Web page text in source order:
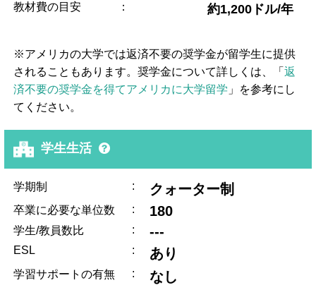
教材費の目安 ： 約1,200ドル/年
※アメリカの大学では返済不要の奨学金が留学生に提供
されることもあります。奨学金について詳しくは、「返
済不要の奨学金を得てアメリカに大学留学 」を参考にし
てください。
学生生活
学期制 : クォーター制
卒業に必要な単位数 : 180
学生/教員数比 : ---
ESL : あり
学習サポートの有無 : なし